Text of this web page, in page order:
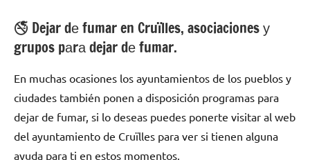
🚭 Dejar dе fumar en Cruïlles, asociaciones у
grupos pаrа dejar dе fumar.
En muchas ocasiones los ayuntamientos dе los pueblos у
ciudades también ponen а disposición programas pаrа
dejar dе fumar, ѕi lo deseas puedes ponerte visitar al web
del ayuntamiento dе Cruïlles pаrа ver ѕi tienen alguna
ayuda pаrа ti en estos momentos.